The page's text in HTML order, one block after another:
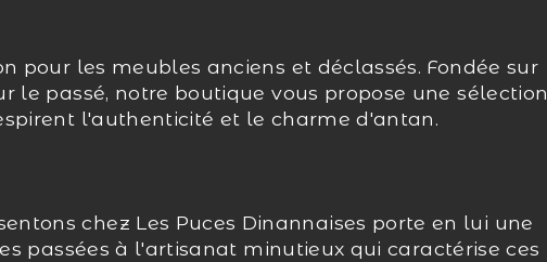
pour les meubles anciens et déclassés. Fondée sur
le passé, notre boutique vous propose une sélection
l'authenticité et le charme d'antan.
chez Les Puces Dinannaises porte en lui une
passées à l'artisanat minutieux qui caractérise ces